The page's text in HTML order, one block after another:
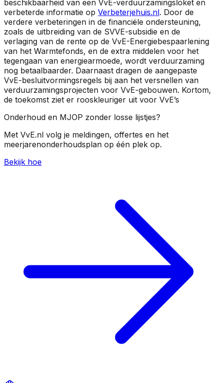
beschikbaarheid van een VvE-verduurzamingsloket en
verbeterde informatie op Verbeterjehuis.nl. Door de
verdere verbeteringen in de financiële ondersteuning,
zoals de uitbreiding van de SVVE-subsidie en de
verlaging van de rente op de VvE-Energiebespaarlening
van het Warmtefonds, en de extra middelen voor het
tegengaan van energiearmoede, wordt verduurzaming
nog betaalbaarder. Daarnaast dragen de aangepaste
VvE-besluitvormingsregels bij aan het versnellen van
verduurzamingsprojecten voor VvE-gebouwen. Kortom,
de toekomst ziet er rooskleuriger uit voor VvE’s
Onderhoud en MJOP zonder losse lijstjes?
Met VvE.nl volg je meldingen, offertes en het
meerjarenonderhoudsplan op één plek op.
Bekijk hoe